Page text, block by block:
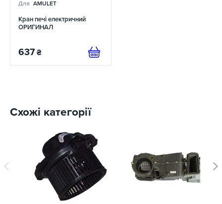
Для AMULET
Кран печі електричний
ОРИГИНАЛ
637 ₴
Схожі категорії